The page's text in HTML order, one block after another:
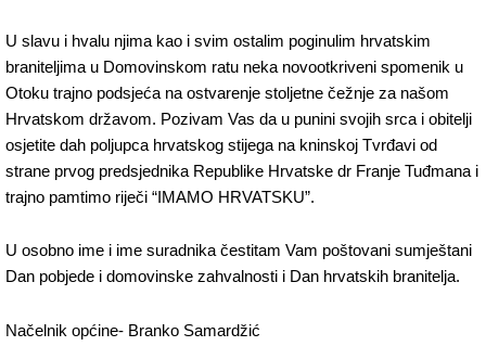
U slavu i hvalu njima kao i svim ostalim poginulim hrvatskim
braniteljima u Domovinskom ratu neka novootkriveni spomenik u
Otoku trajno podsjeća na ostvarenje stoljetne čežnje za našom
Hrvatskom državom. Pozivam Vas da u punini svojih srca i obitelji
osjetite dah poljupca hrvatskog stijega na kninskoj Tvrđavi od
strane prvog predsjednika Republike Hrvatske dr Franje Tuđmana i
trajno pamtimo riječi “IMAMO HRVATSKU”.
U osobno ime i ime suradnika čestitam Vam poštovani sumještani
Dan pobjede i domovinske zahvalnosti i Dan hrvatskih branitelja.
Načelnik općine- Branko Samardžić